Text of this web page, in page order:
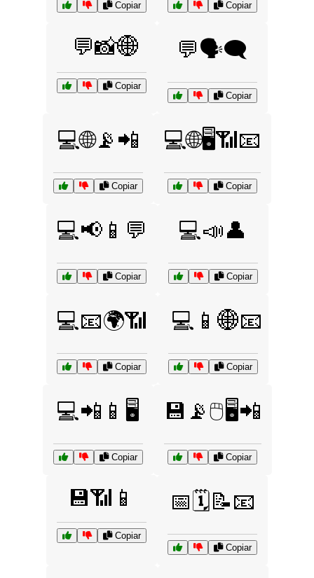
Copiar Copiar
💬📸🌐
Copiar
💬🗣️🗨️
Copiar
💻🌐📡📲
Copiar
💻🌐🖥️📶📧
Copiar
💻📢📱💬
Copiar
💻📣👤
Copiar
💻📧🌍📶
Copiar
💻📱🌐📧
Copiar
💻📲📱🖥️
Copiar
💾📡🖱️🖥️📲
Copiar
💾📶📱
Copiar
📅🗓️📝📧
Copiar